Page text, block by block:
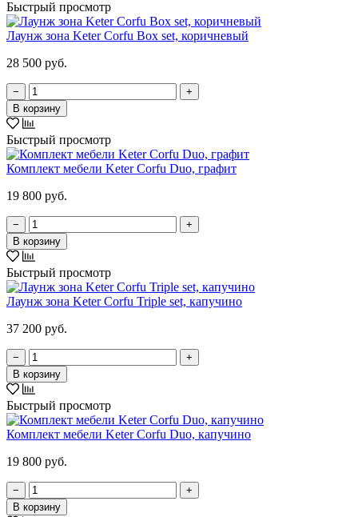
Быстрый просмотр
Лаунж зона Keter Corfu Box set, коричневый
28 500 руб.
−
+
В корзину
Быстрый просмотр
Комплект мебели Keter Corfu Duo, графит
19 800 руб.
−
+
В корзину
Быстрый просмотр
Лаунж зона Keter Corfu Triple set, капучино
37 200 руб.
−
+
В корзину
Быстрый просмотр
Комплект мебели Keter Corfu Duo, капучино
19 800 руб.
−
+
В корзину